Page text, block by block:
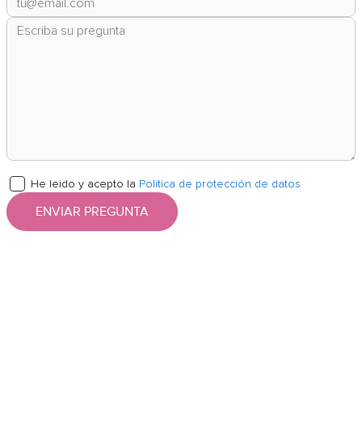
He leido y acepto la Politica de protección de datos
ENVIAR PREGUNTA